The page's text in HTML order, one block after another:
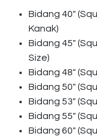
Bidang 40″
Kanak)
Bidang 45″
Size)
Bidang 48″
Bidang 50″
Bidang 53″
Bidang 55″
Bidang 60″